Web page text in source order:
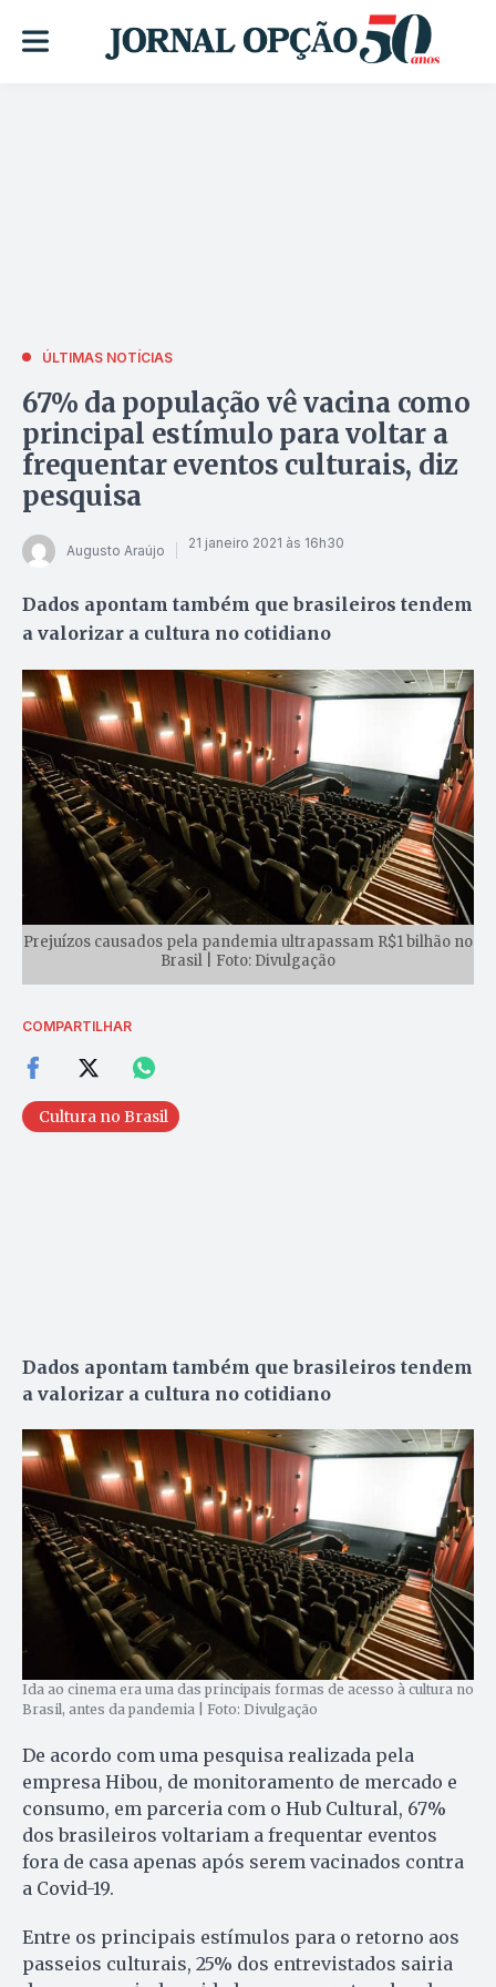
ÚLTIMAS NOTÍCIAS
67% da população vê vacina como
principal estímulo para voltar a
frequentar eventos culturais, diz
pesquisa
Augusto Araújo 21 janeiro 2021 às 16h30
Dados apontam também que brasileiros tendem
a valorizar a cultura no cotidiano
Prejuízos causados pela pandemia ultrapassam R$1 bilhão no
Brasil | Foto: Divulgação
COMPARTILHAR
Cultura no Brasil
Dados apontam também que brasileiros tendem
a valorizar a cultura no cotidiano
Ida ao cinema era uma das principais formas de acesso à cultura no
Brasil, antes da pandemia | Foto: Divulgação
De acordo com uma pesquisa realizada pela
empresa Hibou, de monitoramento de mercado e
consumo, em parceria com o Hub Cultural, 67%
dos brasileiros voltariam a frequentar eventos
fora de casa apenas após serem vacinados contra
a Covid-19.
Entre os principais estímulos para o retorno aos
passeios culturais, 25% dos entrevistados sairia